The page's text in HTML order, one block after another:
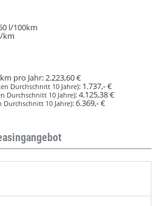
l/100km
km
pro Jahr:2.223,60 €
Durchschnitt 10 Jahre): 1.737,- €
Durchschnitt 10 Jahre):4.125,38 €
Durchschnitt 10 Jahre):6.369,- €